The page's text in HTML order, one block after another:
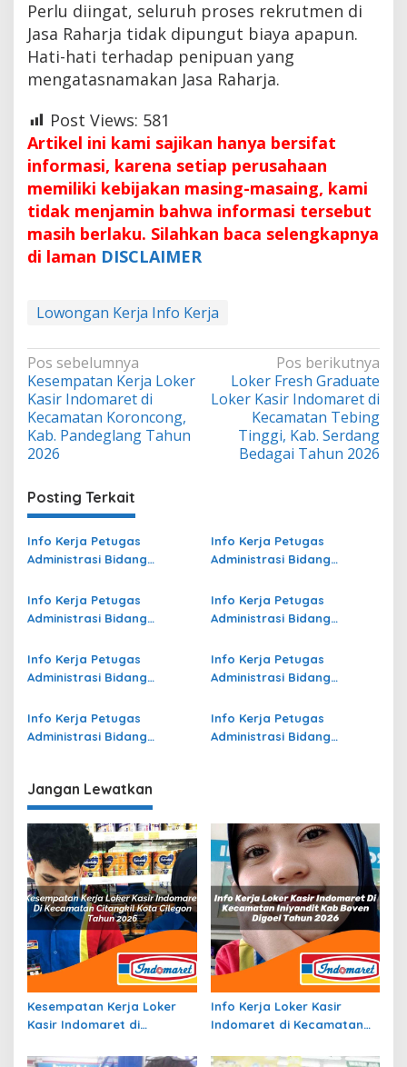
Perlu diingat, seluruh proses rekrutmen di
Jasa Raharja tidak dipungut biaya apapun.
Hati-hati terhadap penipuan yang
mengatasnamakan Jasa Raharja.
Post Views: 581
Artikel ini kami sajikan hanya bersifat
informasi, karena setiap perusahaan
memiliki kebijakan masing-masaing, kami
tidak menjamin bahwa informasi tersebut
masih berlaku. Silahkan baca selengkapnya
di laman DISCLAIMER
Lowongan Kerja Info Kerja
Navigasi
pos
Pos sebelumnya
Kesempatan Kerja Loker
Kasir Indomaret di
Kecamatan Koroncong,
Kab. Pandeglang Tahun
2026
Pos berikutnya
Loker Fresh Graduate
Loker Kasir Indomaret di
Kecamatan Tebing
Tinggi, Kab. Serdang
Bedagai Tahun 2026
Posting Terkait
Info Kerja Petugas
Administrasi Bidang
di Jayawijaya Terbaru
Info Kerja Petugas
Administrasi Bidang
di Aceh Terbaru
Info Kerja Petugas
Administrasi Bidang
di Gianyar Terbaru
Info Kerja Petugas
Administrasi Bidang
Terbaru
Info Kerja Petugas
Administrasi Bidang
di Buru Terbaru
Info Kerja Petugas
Administrasi Bidang
Terbaru
Info Kerja Petugas
Administrasi Bidang
Info Kerja Petugas
Administrasi Bidang
Jangan Lewatkan
Kesempatan Kerja Loker
Kasir Indomaret di
Cilegon Tahun 2026
Info Kerja Loker Kasir
Indomaret di Kecamatan
Tahun 2026